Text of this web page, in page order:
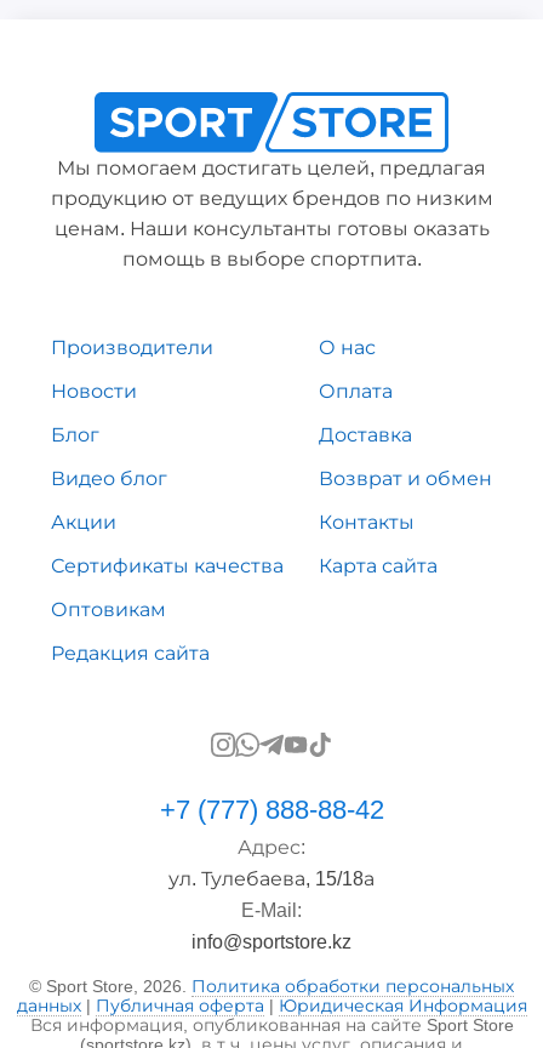
Мы помогаем достигать целей, предлагая
продукцию от ведущих брендов по низким
ценам. Наши консультанты готовы оказать
помощь в выборе спортпита.
Производители
Новости
Блог
Видео блог
Акции
Сертификаты качества
Оптовикам
Редакция сайта
О нас
Оплата
Доставка
Возврат и обмен
Контакты
Карта сайта
+7 (777) 888-88-42
Адрес:
ул. Тулебаева, 15/18а
E-Mail:
info@sportstore.kz
© Sport Store, 2026. Политика обработки персональных
данных| Публичная оферта | Юридическая Информация
Вся информация, опубликованная на сайте Sport Store